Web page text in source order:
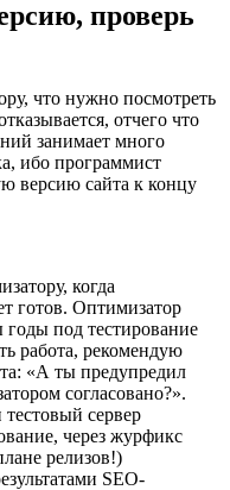
проверь
что нужно посмотреть
отчего что
занимает много
ибо программист
версию сайта к концу
когда
готов. Оптимизатор
годы под тестирование
работа, рекомендую
«А ты предупредил
согласовано?».
сервер
через журфикс
релизов!)
SEO-